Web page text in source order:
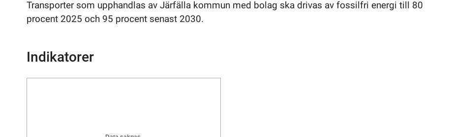
Transporter som upphandlas av Järfälla kommun med bolag ska drivas av fossilfri energi till 80
procent 2025 och 95 procent senast 2030.
Indikatorer